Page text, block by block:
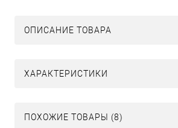
ОПИСАНИЕ ТОВАРА
ХАРАКТЕРИСТИКИ
ПОХОЖИЕ ТОВАРЫ (8)